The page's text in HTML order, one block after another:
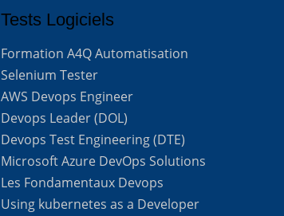
Tests Logiciels
Formation A4Q Automatisation
Selenium Tester
AWS Devops Engineer
Devops Leader (DOL)
Devops Test Engineering (DTE)
Microsoft Azure DevOps Solutions
Les Fondamentaux Devops
Using kubernetes as a Developer